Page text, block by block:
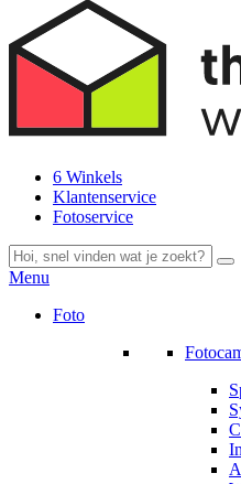
6 Winkels
Klantenservice
Fotoservice
Menu
Foto